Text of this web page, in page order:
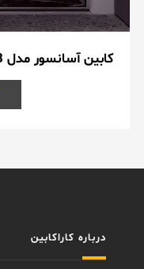
کابین آسانسور مدل KA14_SB
درباره کاراکابین